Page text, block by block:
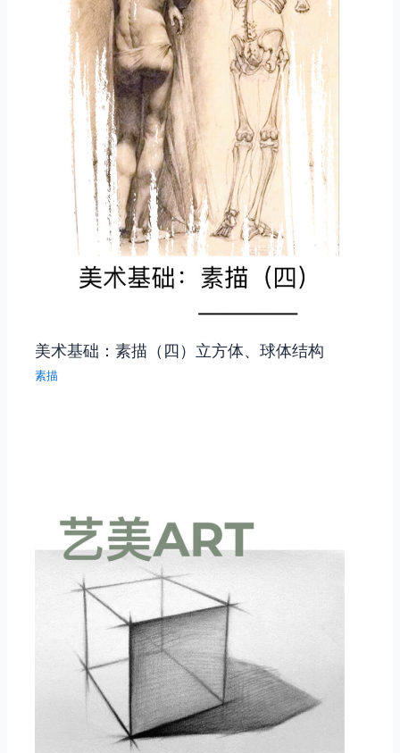
美术基础：素描（四）立方体、球体结构
素描